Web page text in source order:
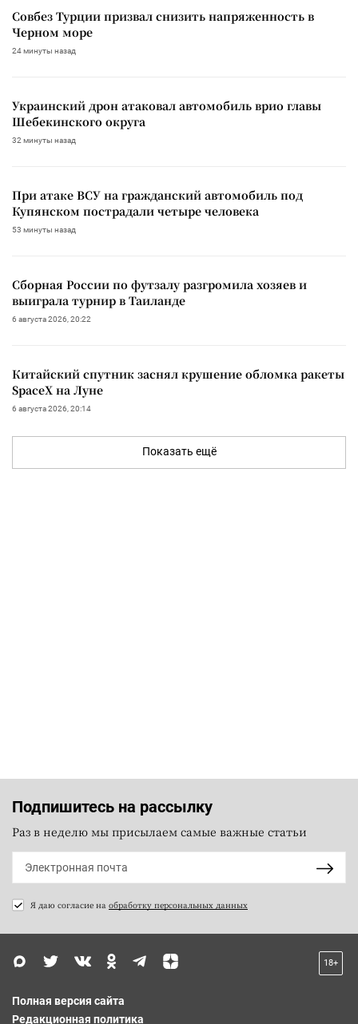
Совбез Турции призвал снизить напряженность в
Черном море
24 минуты назад
Украинский дрон атаковал автомобиль врио главы
Шебекинского округа
32 минуты назад
При атаке ВСУ на гражданский автомобиль под
Купянском пострадали четыре человека
53 минуты назад
Сборная России по футзалу разгромила хозяев и
выиграла турнир в Таиланде
6 августа 2026, 20:22
Китайский спутник заснял крушение обломка ракеты
SpaceX на Луне
6 августа 2026, 20:14
Показать ещё
Подпишитесь на рассылку
Раз в неделю мы присылаем самые важные статьи
Я даю согласие на обработку персональных данных
18+
Полная версия сайта
Редакционная политика